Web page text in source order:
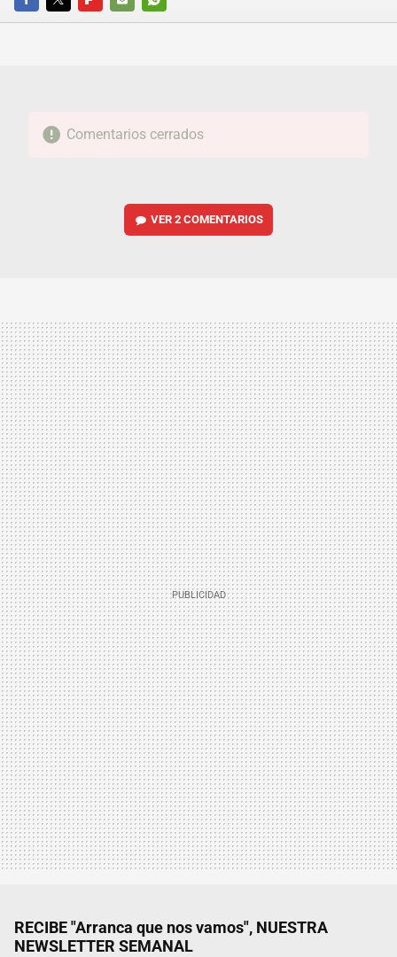
FACEBOOKTWITTERFLIPBOARD
E-
WHATSAPP
Comentarios cerrados
VER2 COMENTARIOS
RECIBE "Arranca que nos vamos", NUESTRA
NEWSLETTER SEMANAL